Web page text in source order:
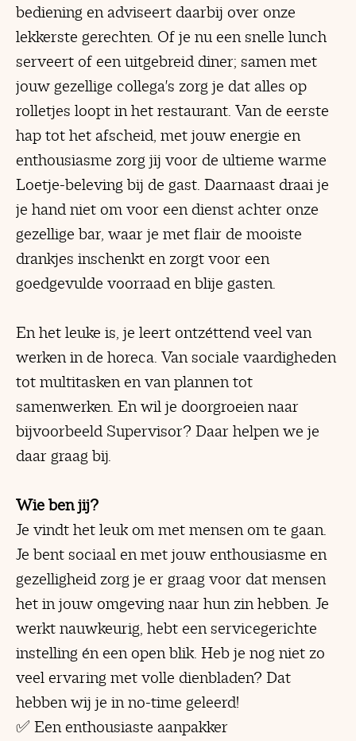
bediening en adviseert daarbij over onze
lekkerste gerechten. Of je nu een snelle lunch
serveert of een uitgebreid diner; samen met
jouw gezellige collega's zorg je dat alles op
rolletjes loopt in het restaurant. Van de eerste
hap tot het afscheid, met jouw energie en
enthousiasme zorg jij voor de ultieme warme
Loetje-beleving bij de gast. Daarnaast draai je
je hand niet om voor een dienst achter onze
gezellige bar, waar je met flair de mooiste
drankjes inschenkt en zorgt voor een
goedgevulde voorraad en blije gasten.
En het leuke is, je leert ontzéttend veel van
werken in de horeca. Van sociale vaardigheden
tot multitasken en van plannen tot
samenwerken. En wil je doorgroeien naar
bijvoorbeeld Supervisor? Daar helpen we je
daar graag bij.
Wie ben jij?
Je vindt het leuk om met mensen om te gaan.
Je bent sociaal en met jouw enthousiasme en
gezelligheid zorg je er graag voor dat mensen
het in jouw omgeving naar hun zin hebben. Je
werkt nauwkeurig, hebt een servicegerichte
instelling én een open blik. Heb je nog niet zo
veel ervaring met volle dienbladen? Dat
hebben wij je in no-time geleerd!
✅ Een enthousiaste aanpakker